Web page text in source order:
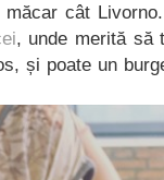
cât
, unde merită să
și poate un